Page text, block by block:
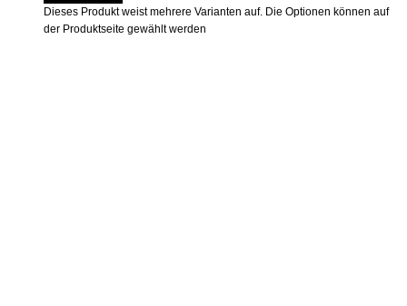
Dieses Produkt weist mehrere Varianten auf. Die Optionen können auf
der Produktseite gewählt werden